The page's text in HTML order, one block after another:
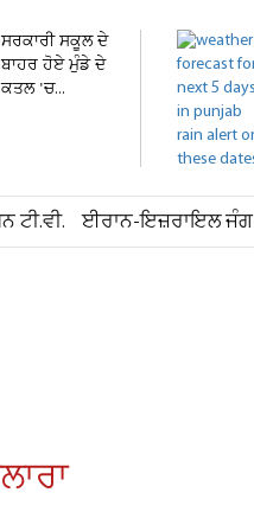
ਸਰਕਾਰੀ ਸਕੂਲ ਦੇ
ਬਾਹਰ ਹੋਏ ਮੁੰਡੇ ਦੇ
ਕਤਲ 'ਚ...
ਟੀ.ਵੀ. ਈਰਾਨ-ਇਜ਼ਰਾਇਲ ਜੰਗ